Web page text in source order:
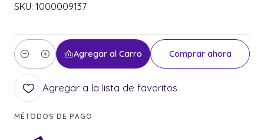
SKU: 1000009137
Cantidad
Agregar al Carro Comprar ahora
Agregar a la lista de favoritos
MÉTODOS DE PAGO